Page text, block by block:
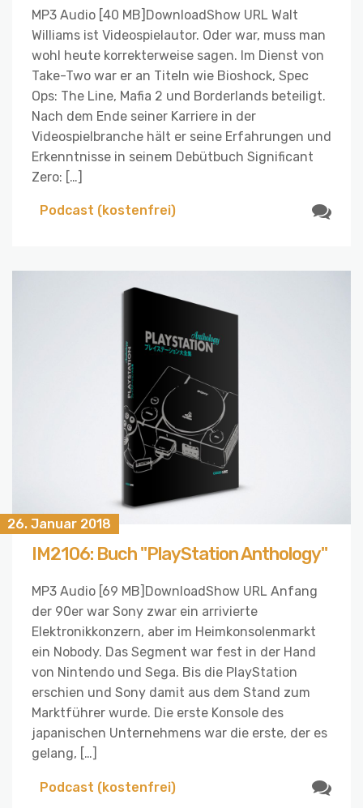
MP3 Audio [40 MB]DownloadShow URL Walt
Williams ist Videospielautor. Oder war, muss man
wohl heute korrekterweise sagen. Im Dienst von
Take-Two war er an Titeln wie Bioshock, Spec
Ops: The Line, Mafia 2 und Borderlands beteiligt.
Nach dem Ende seiner Karriere in der
Videospielbranche hält er seine Erfahrungen und
Erkenntnisse in seinem Debütbuch Significant
Zero: […]
Podcast (kostenfrei)
26. Januar 2018
IM2106: Buch "PlayStation Anthology"
MP3 Audio [69 MB]DownloadShow URL Anfang
der 90er war Sony zwar ein arrivierte
Elektronikkonzern, aber im Heimkonsolenmarkt
ein Nobody. Das Segment war fest in der Hand
von Nintendo und Sega. Bis die PlayStation
erschien und Sony damit aus dem Stand zum
Marktführer wurde. Die erste Konsole des
japanischen Unternehmens war die erste, der es
gelang, […]
Podcast (kostenfrei)